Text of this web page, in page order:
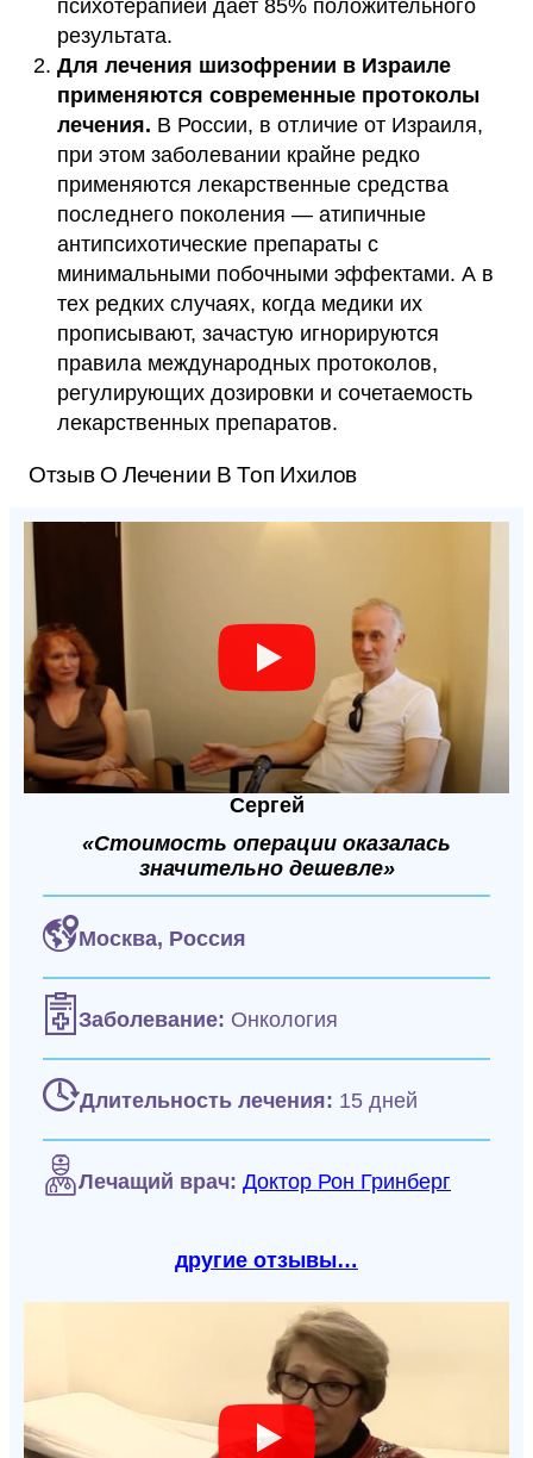
психотерапией дает 85% положительного
результата.
Для лечения шизофрении в Израиле
применяются современные протоколы
лечения. В России, в отличие от Израиля,
при этом заболевании крайне редко
применяются лекарственные средства
последнего поколения — атипичные
антипсихотические препараты с
минимальными побочными эффектами. А в
тех редких случаях, когда медики их
прописывают, зачастую игнорируются
правила международных протоколов,
регулирующих дозировки и сочетаемость
лекарственных препаратов.
Отзыв О Лечении В Топ Ихилов
Сергей
«Стоимость операции оказалась
значительно дешевле»
Москва, Россия
Заболевание: Онкология
Длительность лечения: 15 дней
Лечащий врач: Доктор Рон Гринберг
другие отзывы…